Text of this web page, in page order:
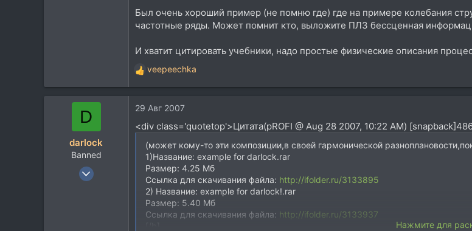
Был очень хороший пример (не помню где) где на примере колебания
частотные ряды. Может помнит кто, выложите ПЛЗ бессценная
И хватит цитировать учебники, надо простые физические описания
Р
е
к
и
veepeechka
D
darlock
Banned
27 Ноя 2005
29 Авг 2007
<div class='quotetop'>Цитата(pROFI @ Aug 28 2007, 10:22 AM)
(может кому-то эти композиции,в своей гармонической
1)Название: example for darlock.rar
Размер: 4.25 Мб
Ссылка для скачивания файла: http://ifolder.ru/3133895
2) Название: example for darlock!.rar
Размер: 5.40 Мб
Ссылка для скачивания файла: http://ifolder.ru/3133937
Нажмите для